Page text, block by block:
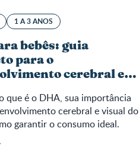
1 A 3 ANOS
bebês: guia
para o
cerebral e
que é o DHA, sua importância
cerebral e visual do
garantir o consumo ideal.